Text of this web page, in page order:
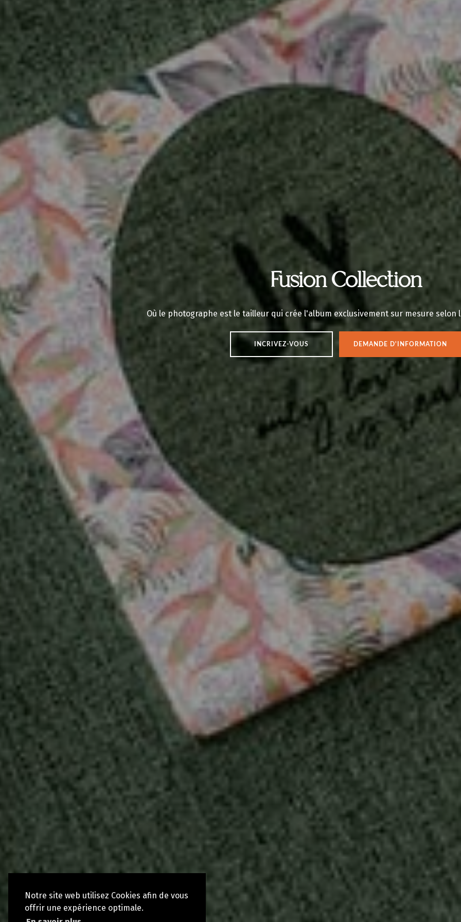
Notre site web utilisez Cookies afin de vous
offrir une expérience optimale.
Fusion Collection
Où le photographe est le tailleur qui crée l'album exclusivement sur mesure selon
INCRIVEZ-VOUS DEMANDE D'INFORMATION